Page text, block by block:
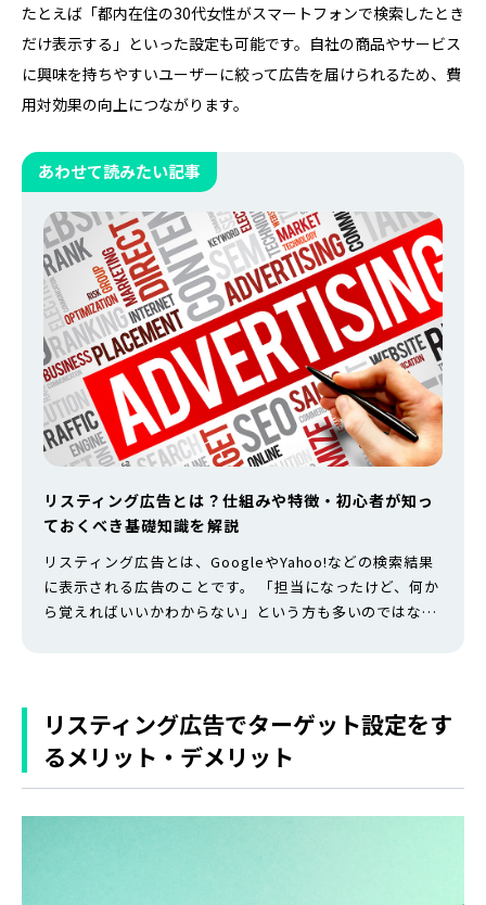
たとえば「都内在住の30代女性がスマートフォンで検索したとき
だけ表示する」といった設定も可能です。自社の商品やサービス
に興味を持ちやすいユーザーに絞って広告を届けられるため、費
用対効果の向上につながります。
あわせて読みたい記事
リスティング広告とは？仕組みや特徴・初心者が知っ
ておくべき基礎知識を解説
リスティング広告とは、GoogleやYahoo!などの検索結果
に表示される広告のことです。 「担当になったけど、何か
ら覚えればいいかわからない」という方も多いのではない
や特徴・メリット・デメリット・費用の考え方から、初心
者が陥りやすい注意点ま…
リスティング広告でターゲット設定をす
るメリット・デメリット